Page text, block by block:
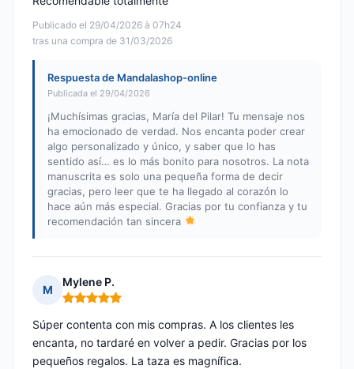
Publicado el 29/04/2026 à 07h24
tras una compra de 31/03/2026
Respuesta de Mandalashop-online
Publicada el 29/04/2026
¡Muchísimas gracias, María del Pilar! Tu mensaje nos
ha emocionado de verdad. Nos encanta poder crear
algo personalizado y único, y saber que lo has
sentido así… es lo más bonito para nosotros. La nota
manuscrita es solo una pequeña forma de decir
gracias, pero leer que te ha llegado al corazón lo
hace aún más especial. Gracias por tu confianza y tu
recomendación tan sincera
M
Mylene P.
Nota: 5 de 5
Súper contenta con mis compras. A los clientes les
encanta, no tardaré en volver a pedir. Gracias por los
pequeños regalos. La taza es magnífica.